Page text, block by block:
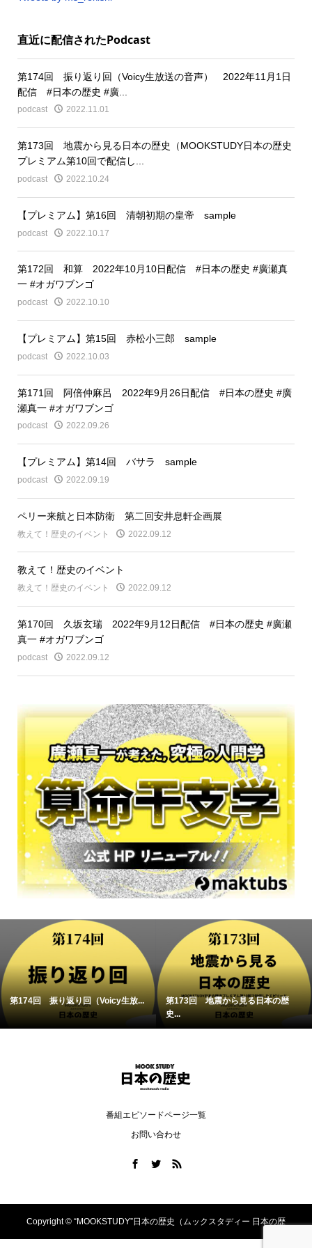
直近に配信されたPodcast
第174回 振り返り回（Voicy生放送の音声） 2022年11月1日
配信 #日本の歴史 #廣...
podcast 2022.11.01
第173回 地震から見る日本の歴史（MOOKSTUDY日本の歴史
プレミアム第10回で配信し...
podcast 2022.10.24
【プレミアム】第16回 清朝初期の皇帝 sample
podcast 2022.10.17
第172回 和算 2022年10月10日配信 #日本の歴史 #廣瀬真
一 #オガワブンゴ
podcast 2022.10.10
【プレミアム】第15回 赤松小三郎 sample
podcast 2022.10.03
第171回 阿倍仲麻呂 2022年9月26日配信 #日本の歴史 #廣
瀬真一 #オガワブンゴ
podcast 2022.09.26
【プレミアム】第14回 バサラ sample
podcast 2022.09.19
ペリー来航と日本防衛 第二回安井息軒企画展
教えて！歴史のイベント 2022.09.12
教えて！歴史のイベント
教えて！歴史のイベント 2022.09.12
第170回 久坂玄瑞 2022年9月12日配信 #日本の歴史 #廣瀬
真一 #オガワブンゴ
podcast 2022.09.12
第174回 振り返り回（Voicy生放...
第173回 地震から見る日本の歴
史...
番組エピソードページ一覧
お問い合わせ
Copyright © “MOOKSTUDY”日本の歴史（ムックスタディー 日本の歴